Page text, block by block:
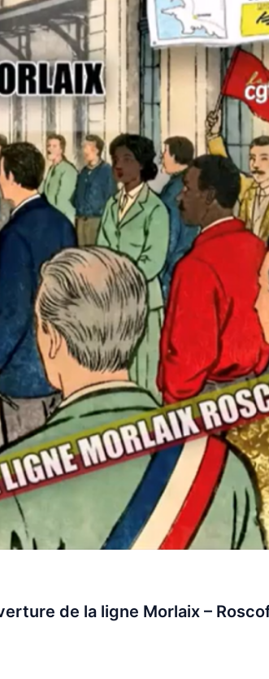
de la ligne Morlaix –